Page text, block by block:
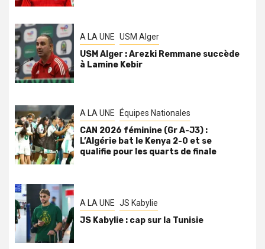
A LA UNE USM Alger
USM Alger : Arezki Remmane succède
à Lamine Kebir
A LA UNE Équipes Nationales
CAN 2026 féminine (Gr A-J3) :
L’Algérie bat le Kenya 2-0 et se
qualifie pour les quarts de finale
A LA UNE JS Kabylie
JS Kabylie : cap sur la Tunisie